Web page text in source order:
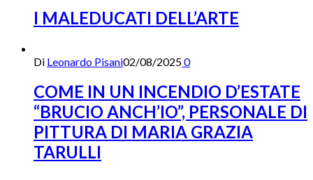
I MALEDUCATI DELL’ARTE
Di Leonardo Pisani02/08/20250
COME IN UN INCENDIO D’ESTATE
“BRUCIO ANCH’IO”, PERSONALE DI
PITTURA DI MARIA GRAZIA
TARULLI